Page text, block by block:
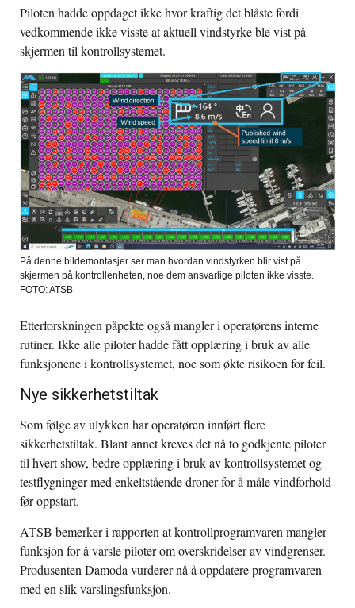
Piloten hadde oppdaget ikke hvor kraftig det blåste fordi
vedkommende ikke visste at aktuell vindstyrke ble vist på
skjermen til kontrollsystemet.
På denne bildemontasjer ser man hvordan vindstyrken blir vist på
skjermen på kontrollenheten, noe dem ansvarlige piloten ikke visste.
FOTO: ATSB
Etterforskningen påpekte også mangler i operatørens interne
rutiner. Ikke alle piloter hadde fått opplæring i bruk av alle
funksjonene i kontrollsystemet, noe som økte risikoen for feil.
Nye sikkerhetstiltak
Som følge av ulykken har operatøren innført flere
sikkerhetstiltak. Blant annet kreves det nå to godkjente piloter
til hvert show, bedre opplæring i bruk av kontrollsystemet og
testflygninger med enkeltstående droner for å måle vindforhold
før oppstart.
ATSB bemerker i rapporten at kontrollprogramvaren mangler
funksjon for å varsle piloter om overskridelser av vindgrenser.
Produsenten Damoda vurderer nå å oppdatere programvaren
med en slik varslingsfunksjon.